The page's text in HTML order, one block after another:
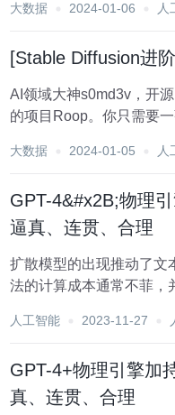
程，民间羊驼模型（本博客） 简介 在学习完上篇
大数据 2024-01-06 人
[Stable Diffusion进
AI领域大神s0md3v，开
的项目Roop。你只需要
大数据 2024-01-05 人
GPT-4&#x2B;物理
逼真、连贯、合理
扩散模型的出现推动了文
法的计算成本通常不菲，
究院、中国科学院大学和
人工智能 2023-11-27
GPT-4+物理引擎加
真、连贯、合理